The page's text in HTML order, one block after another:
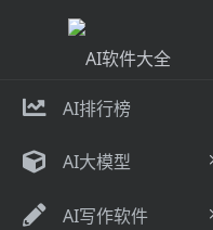
AI排行榜
AI大模型
AI写作软件